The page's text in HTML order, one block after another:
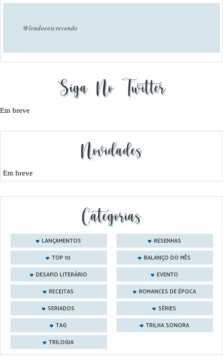
@lendoeescrevendo
Siga No Twitter
Em breve
Novidades
Em breve
Categorias
LANÇAMENTOS
RESENHAS
TOP 10
BALANÇO DO MÊS
DESAFIO LITERÁRIO
EVENTO
RECEITAS
ROMANCES DE ÉPOCA
SERIADOS
SÉRIES
TAG
TRILHA SONORA
TRILOGIA